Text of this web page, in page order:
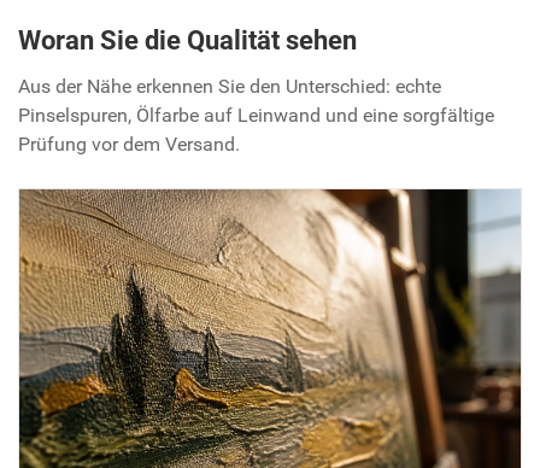
Woran Sie die Qualität sehen
Aus der Nähe erkennen Sie den Unterschied: echte
Pinselspuren, Ölfarbe auf Leinwand und eine sorgfältige
Prüfung vor dem Versand.